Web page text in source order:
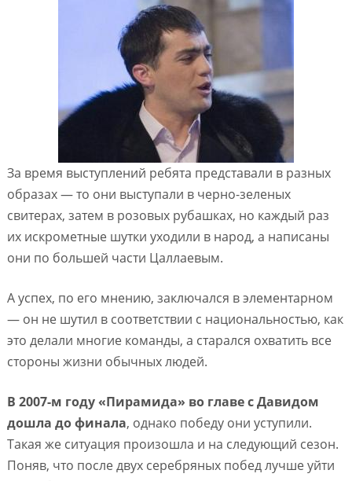
За время выступлений ребята представали в разных
образах — то они выступали в черно-зеленых
свитерах, затем в розовых рубашках, но каждый раз
их искрометные шутки уходили в народ, а написаны
они по большей части Цаллаевым.
А успех, по его мнению, заключался в элементарном
— он не шутил в соответствии с национальностью, как
это делали многие команды, а старался охватить все
стороны жизни обычных людей.
В 2007-м году «Пирамида» во главе с Давидом
дошла до финала, однако победу они уступили.
Такая же ситуация произошла и на следующий сезон.
Поняв, что после двух серебряных побед лучше уйти